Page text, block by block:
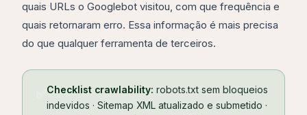
quais URLs o Googlebot visitou, com que frequência e
quais retornaram erro. Essa informação é mais precisa
do que qualquer ferramenta de terceiros.
Checklist crawlability: robots.txt sem bloqueios
indevidos · Sitemap XML atualizado e submetido ·